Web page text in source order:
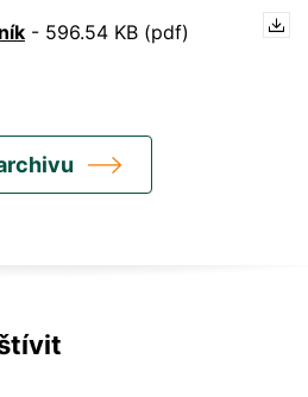
- 596.54 KB (pdf)